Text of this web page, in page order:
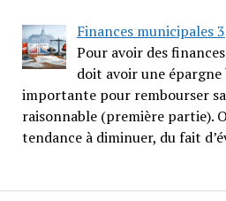
Finances municipales 3
Pour avoir des
doit avoir une
importante pour rembourser
raisonnable (première partie).
tendance à diminuer, du fait